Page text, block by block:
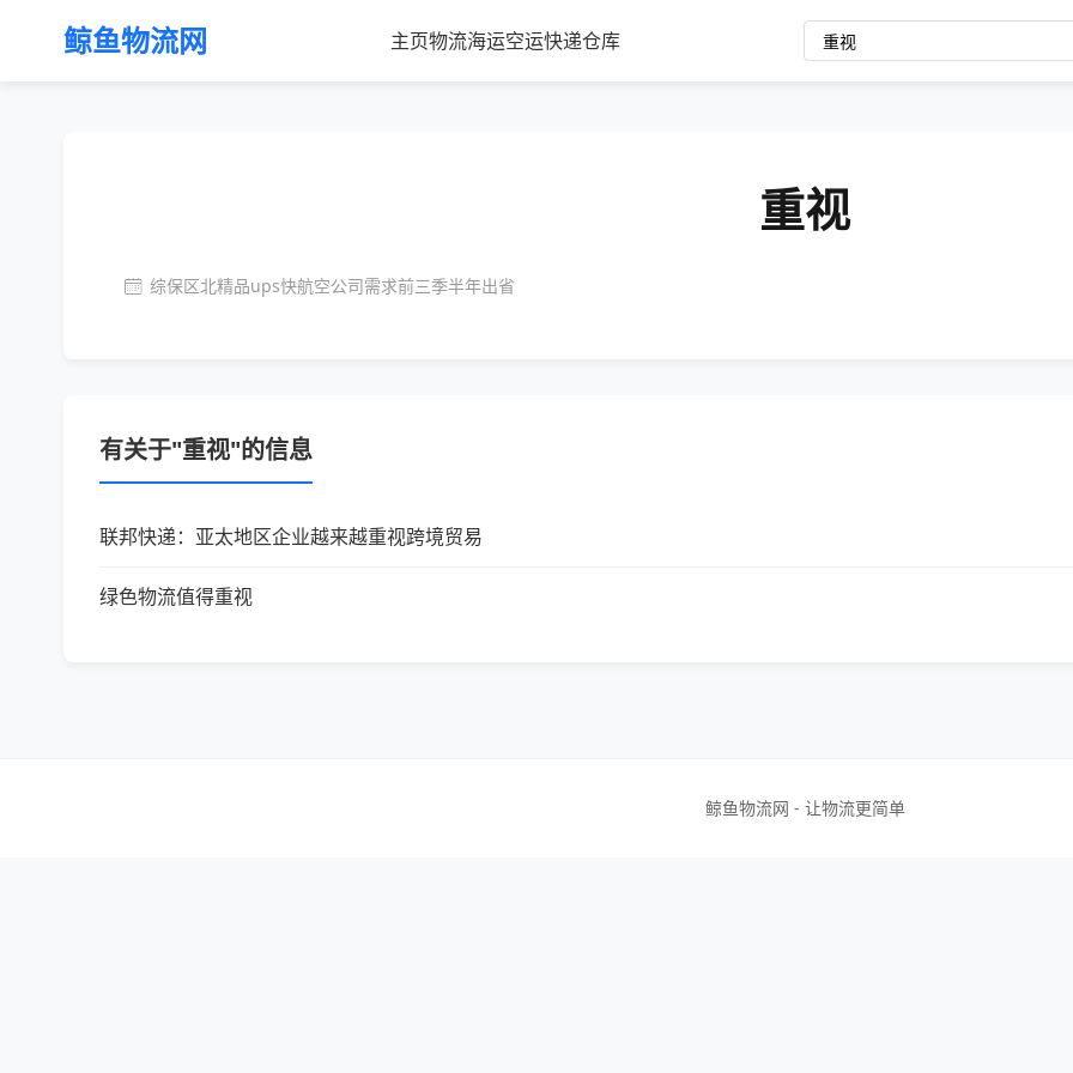
鲸鱼物流网 主页物流海运空运快递仓库
重视
综保区北精品ups快航空公司需求前三季半年出省
有关于"重视"的信息
联邦快递：亚太地区企业越来越重视跨境贸易
绿色物流值得重视
鲸鱼物流网 - 让物流更简单